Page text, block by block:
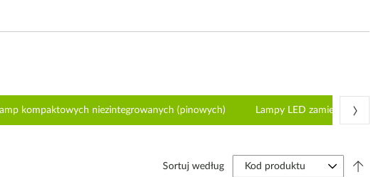
kompaktowych niezintegrowanych (pinowych) Lampy LED zamienniki›
Sortuj według